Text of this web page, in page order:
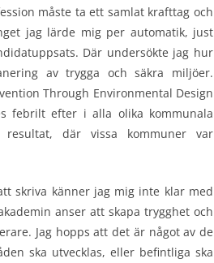
måste ta ett samlat krafttag och
jag lärde mig per automatik, just
Där undersökte jag hur
av trygga och säkra miljöer.
Through Environmental Design
febrilt efter i alla olika kommunala
där vissa kommuner var
skriva känner jag mig inte klar med
anser att skapa trygghet och
Jag hopps att det är något av de
ska utvecklas, eller befintliga ska